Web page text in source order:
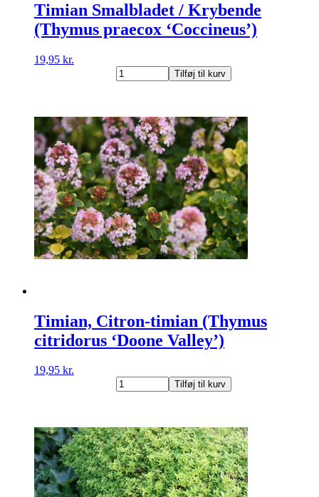
Timian Smalbladet / Krybende
(Thymus praecox ‘Coccineus’)
19,95 kr.
Timian
Smalbladet
(Thymus
praecox
'Coccineus')
antal
Tilføj til kurv
Timian, Citron-timian (Thymus
citridorus ‘Doone Valley’)
19,95 kr.
Timian,
Citron-
citridorus
'Doone
Valley')
antal
Tilføj til kurv